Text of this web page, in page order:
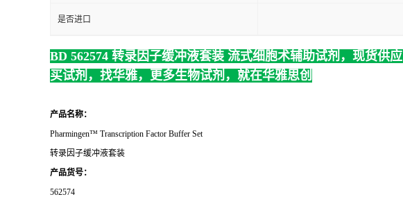
是否进口
BD 562574 转录因子缓冲液套装 流式细胞术辅助试剂，现货供
买试剂，找华雅，更多生物试剂，就在华雅思创
产品名称：
Pharmingen™ Transcription Factor Buffer Set
转录因子缓冲液套装
产品货号：
562574